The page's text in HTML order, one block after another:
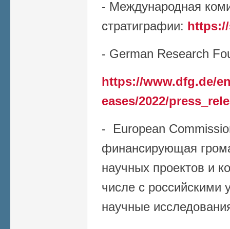
- Международная
стратиграфии:
- German Research
https://www.dfg.de/
eases/2022/
- European
финансирующая
научных проектов и
числе с
научные